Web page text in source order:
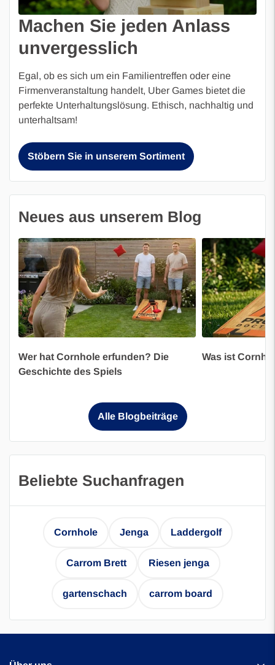
Machen Sie jeden Anlass
unvergesslich
Egal, ob es sich um ein Familientreffen oder eine
Firmenveranstaltung handelt, Uber Games bietet die
perfekte Unterhaltungslösung. Ethisch, nachhaltig und
unterhaltsam!
Stöbern Sie in unserem Sortiment
Neues aus unserem Blog
Wer hat Cornhole erfunden? Die
Geschichte des Spiels
Was ist
Alle Blogbeiträge
Beliebte Suchanfragen
Cornhole Jenga Laddergolf
Carrom Brett Riesen jenga
gartenschach carrom board